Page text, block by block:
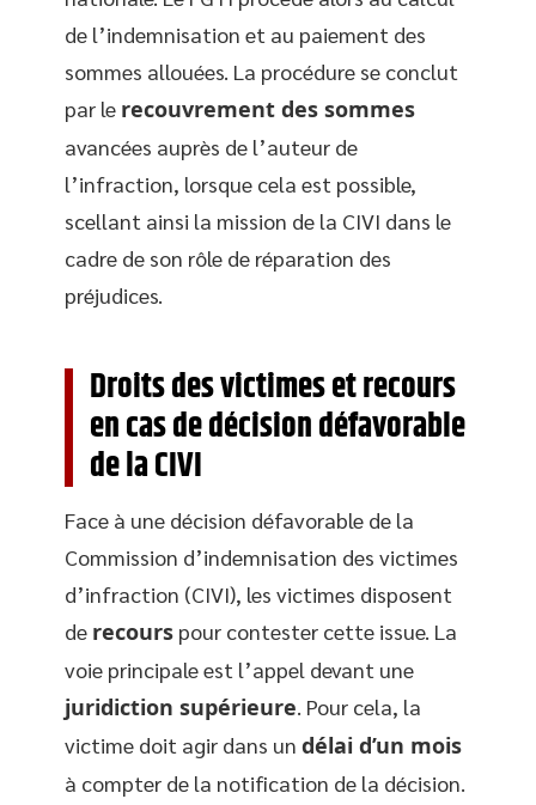
de l’indemnisation et au paiement des
sommes allouées. La procédure se conclut
par le recouvrement des sommes
avancées auprès de l’auteur de
l’infraction, lorsque cela est possible,
scellant ainsi la mission de la CIVI dans le
cadre de son rôle de réparation des
préjudices.
Droits des victimes et recours
en cas de décision défavorable
de la CIVI
Face à une décision défavorable de la
Commission d’indemnisation des victimes
d’infraction (CIVI), les victimes disposent
de recours pour contester cette issue. La
voie principale est l’appel devant une
juridiction supérieure. Pour cela, la
victime doit agir dans un délai d’un mois
à compter de la notification de la décision.